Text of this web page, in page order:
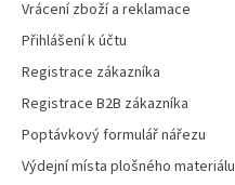
Vrácení zboží a reklamace
Přihlášení k účtu
Registrace zákazníka
Registrace B2B zákazníka
Poptávkový formulář nářezu
Výdejní místa plošného materiálu